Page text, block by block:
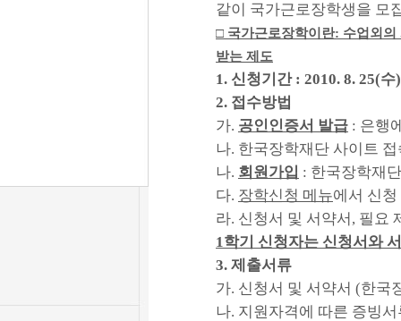
같이 국가근로장학생을 모
□ 국가근로장학이란: 수업외의
받는 제도
1. 신청기간 : 2010. 8. 25(
2. 접수방법
가. 공인인증서 발급 : 은행
나. 한국장학재단 사이트 접
나. 회원가입 : 한국장학재
다. 장학신청 메뉴에서 신청
라. 신청서 및 서약서, 필요
1학기 신청자는 신청서와
3. 제출서류
가. 신청서 및 서약서 (한국
나. 지원자격에 따른 증빙